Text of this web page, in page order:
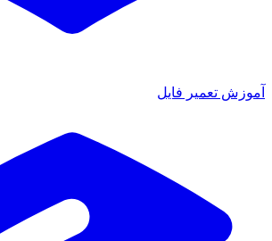
آموزش تعمیر فایل